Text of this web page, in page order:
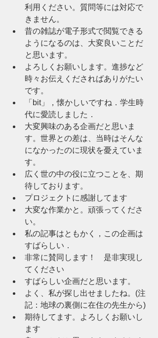
利用ください。質問等には対応で
きません。
昔の雑誌が電子形式で閲覧できる
ようになるのは、大変良いことだ
と思います。
よろしくお願いします。進捗など
時々お伝えくださればありがたい
です。
「bit」，懐かしいですね．学生時
代に愛読しました．
大変興味のある企画だと思いま
す。世界との差は、当時はそんな
になかったのに現状を憂えていま
す。
広く世の中の役に立つことを、期
待しております。
プロジェクトに感謝してます
大変な作業かと。頑張ってくださ
い。
私の記事はともかく，この企画は
すばらしい．
非常に賛同します！　是非実現し
てください
すばらしい企画だと思います。
よく、私が探し出せましたね。(注
記：地球の裏側に在住の先生から)
期待してます。よろしくお願いし
ます